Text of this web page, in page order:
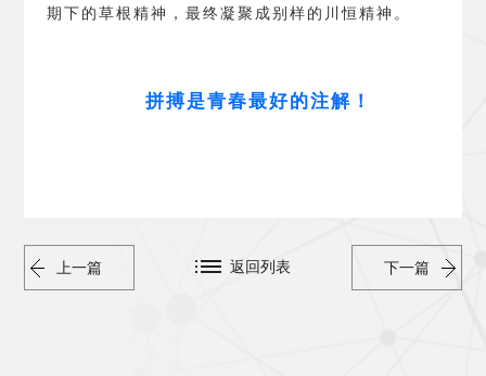
期下的草根精神，最终凝聚成别样的川恒精神。
拼搏是青春最好的注解 ！
上一篇 下一篇
返回列表